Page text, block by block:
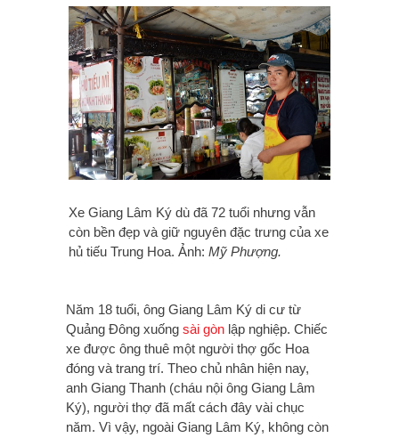
Xe Giang Lâm Ký dù đã 72 tuổi nhưng vẫn
còn bền đẹp và giữ nguyên đặc trưng của xe
hủ tiếu Trung Hoa. Ảnh: Mỹ Phượng.
Năm 18 tuổi, ông Giang Lâm Ký di cư từ
Quảng Đông xuống sài gòn lập nghiệp. Chiếc
xe được ông thuê một người thợ gốc Hoa
đóng và trang trí. Theo chủ nhân hiện nay,
anh Giang Thanh (cháu nội ông Giang Lâm
Ký), người thợ đã mất cách đây vài chục
năm. Vì vậy, ngoài Giang Lâm Ký, không còn